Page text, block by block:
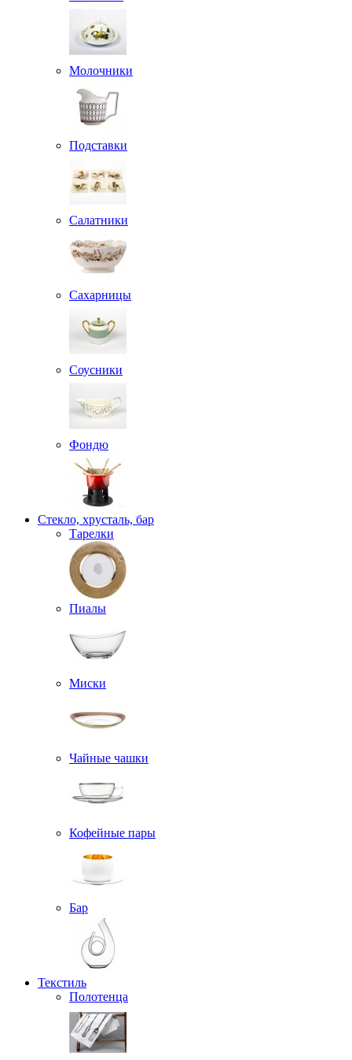
Молочники
Подставки
Салатники
Сахарницы
Соусники
Фондю
Стекло, хрусталь, бар
Тарелки
Пиалы
Миски
Чайные чашки
Кофейные пары
Бар
Текстиль
Полотенца